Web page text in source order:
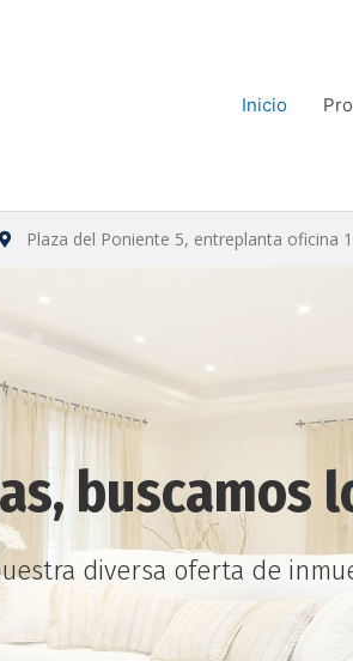
Inicio
Plaza del Poniente 5, entreplanta oficina
buscamos
diversa oferta de